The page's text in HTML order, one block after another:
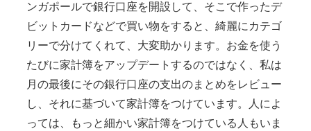
ンガポールで銀行口座を開設して、そこで作ったデ
ビットカードなどで買い物をすると、綺麗にカテゴ
リーで分けてくれて、大変助かります。お金を使う
たびに家計簿をアップデートするのではなく、私は
月の最後にその銀行口座の支出のまとめをレビュー
し、それに基づいて家計簿をつけています。人によ
っては、もっと細かい家計簿をつけている人もいま